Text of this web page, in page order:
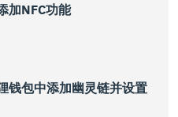
加NFC功能
钱包中添加幽灵链并设置